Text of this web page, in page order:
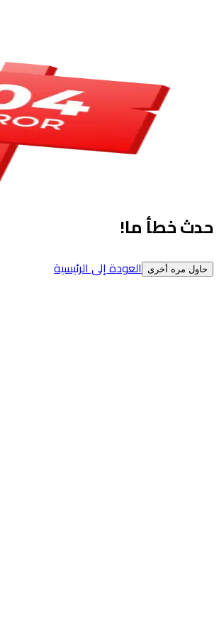
حدث خطأ ما!
حاول مره أخرى العودة إلى الرئيسية